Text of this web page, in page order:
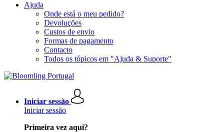
Ajuda
Onde está o meu pedido?
Devoluções
Custos de envio
Formas de pagamento
Contacto
Todos os tópicos em "Ajuda & Suporte"
Iniciar sessão
Iniciar sessão
Primeira vez aqui?